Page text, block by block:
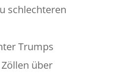
schlechteren
Trumps
über